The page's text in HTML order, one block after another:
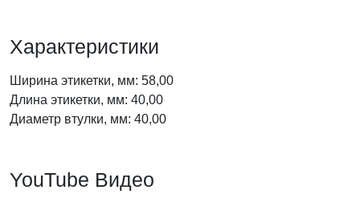
Характеристики
Ширина этикетки, мм: 58,00
Длина этикетки, мм: 40,00
Диаметр втулки, мм: 40,00
YouTube Видео